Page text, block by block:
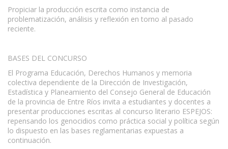
Propiciar la producción escrita como instancia de
problematización, análisis y reflexión en torno al pasado
reciente.
BASES DEL CONCURSO
El Programa Educación, Derechos Humanos y memoria
colectiva dependiente de la Dirección de Investigación,
Estadística y Planeamiento del Consejo General de Educación
de la provincia de Entre Ríos invita a estudiantes y docentes a
presentar producciones escritas al concurso literario ESPEJOS:
repensando los genocidios como práctica social y política según
lo dispuesto en las bases reglamentarias expuestas a
continuación.